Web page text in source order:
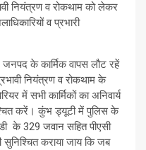
नियंत्रण व रोकथाम को लेकर
व प्रभारी
के कार्मिक वापस लौट रहें
नियंत्रण व रोकथाम के
में सभी कार्मिकों का अनिवार्य
करें। कुंभ ड्यूटी में पुलिस के
के 329 जवान सहित पीएसी
सुनिश्चित कराया जाय कि जब